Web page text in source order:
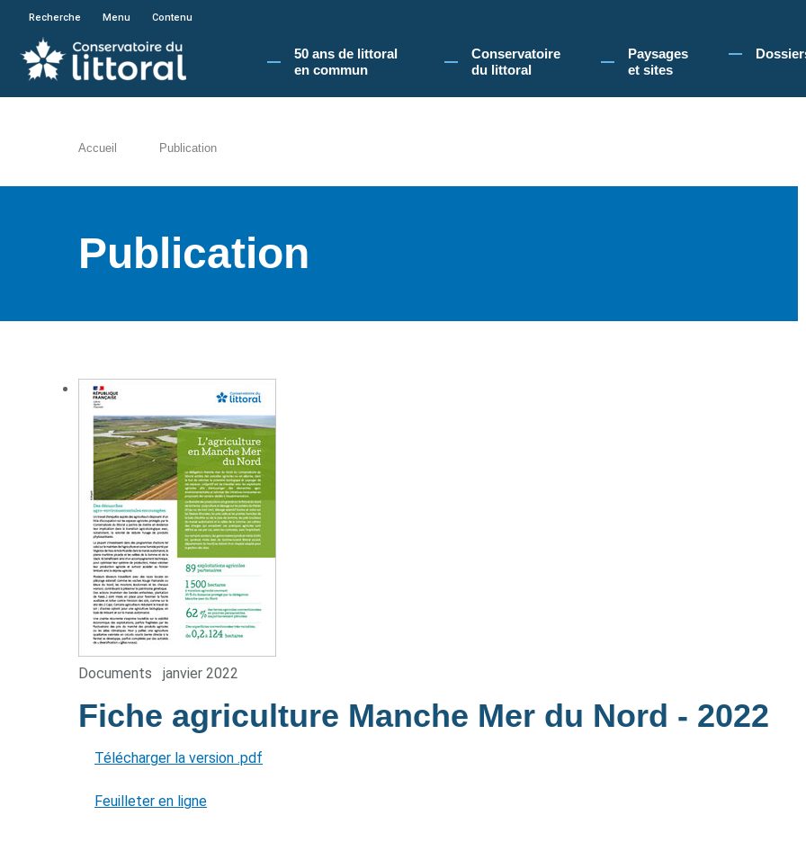
En poursuivant votre navigation sur le site du Conservatoire du littoral, vous acceptez l'utilisation de cookies pour vous
Recherche Menu Contenu
50 ans de littoral
en commun​
Conservatoire
du littoral
Paysages
et sites
Accueil Publication
Publication
Documents janvier 2022
Fiche agriculture Manche Mer du Nord - 2022
Télécharger la version .pdf
Feuilleter en ligne